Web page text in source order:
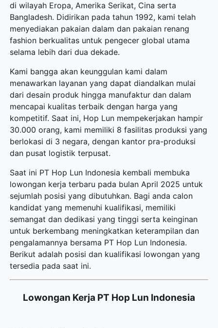
di wilayah Eropa, Amerika Serikat, Cina serta
Bangladesh. Didirikan pada tahun 1992, kami telah
menyediakan pakaian dalam dan pakaian renang
fashion berkualitas untuk pengecer global utama
selama lebih dari dua dekade.
Kami bangga akan keunggulan kami dalam
menawarkan layanan yang dapat diandalkan mulai
dari desain produk hingga manufaktur dan dalam
mencapai kualitas terbaik dengan harga yang
kompetitif. Saat ini, Hop Lun mempekerjakan hampir
30.000 orang, kami memiliki 8 fasilitas produksi yang
berlokasi di 3 negara, dengan kantor pra-produksi
dan pusat logistik terpusat.
Saat ini PT Hop Lun Indonesia kembali membuka
lowongan kerja terbaru pada bulan April 2025 untuk
sejumlah posisi yang dibutuhkan. Bagi anda calon
kandidat yang memenuhi kualifikasi, memiliki
semangat dan dedikasi yang tinggi serta keinginan
untuk berkembang meningkatkan keterampilan dan
pengalamannya bersama PT Hop Lun Indonesia.
Berikut adalah posisi dan kualifikasi lowongan yang
tersedia pada saat ini.
Lowongan Kerja PT Hop Lun Indonesia